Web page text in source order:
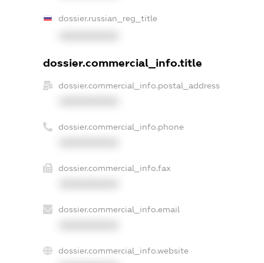
dossier.russian_reg_title
dossier.commercial_info.title
dossier.commercial_info.postal_address
dossier.commercial_info.phone
dossier.commercial_info.fax
dossier.commercial_info.email
dossier.commercial_info.website